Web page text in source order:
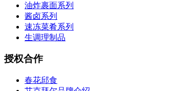
油炸裹面系列
酱卤系列
速冻菜肴系列
生调理制品
授权合作
春花邱食